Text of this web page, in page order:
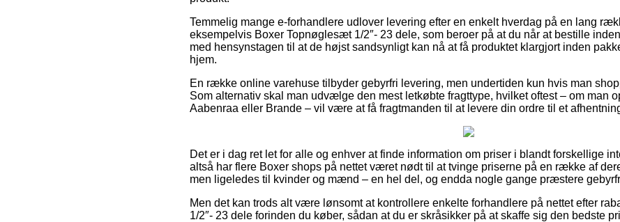
Temmelig mange e-forhandlere udlover levering efter en enkelt hverdag på en lang
eksempelvis Boxer Topnøglesæt 1/2″- 23 dele, som beroer på at du når at bestille
med hensynstagen til at de højst sandsynligt kan nå at få produktet klargjort inden
hjem.
En række online varehuse tilbyder gebyrfri levering, men undertiden kun hvis man
Som alternativ skal man udvælge den mest letkøbte fragttype, hvilket oftest – om man
Aabenraa eller Brande – vil være at få fragtmanden til at levere din ordre til et
Det er i dag ret let for alle og enhver at finde information om priser i blandt forskellige
altså har flere Boxer shops på nettet været nødt til at tvinge priserne på en række af
men ligeledes til kvinder og mænd – en hel del, og endda nogle gange præstere
Men det kan trods alt være lønsomt at kontrollere enkelte forhandlere på nettet efter
1/2″- 23 dele forinden du køber, sådan at du er skråsikker på at skaffe sig den bedste